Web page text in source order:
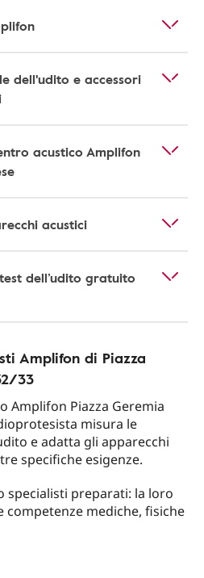
dell'udito e accessori
acustico Amplifon
acustici
dell’udito gratuito
Amplifon di Piazza
33
Amplifon Piazza Geremia
misura le
e adatta gli apparecchi
specifiche esigenze.
specialisti preparati: la loro
mediche, fisiche